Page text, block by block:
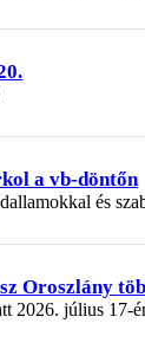
a vb-döntőn
és
Oroszlány
2026. július 17-